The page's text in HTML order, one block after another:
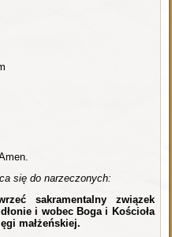
się do narzeczonych:
sakramentalny związek
i wobec Boga i Kościoła
małżeńskiej.